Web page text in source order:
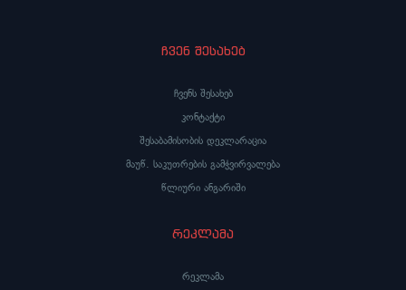
ჩვენ შესახებ
ჩვენს შესახებ
კონტაქტი
შესაბამისობის დეკლარაცია
მაუწ. საკუთრების გამჭვირვალება
წლიური ანგარიში
რეკლამა
რეკლამა